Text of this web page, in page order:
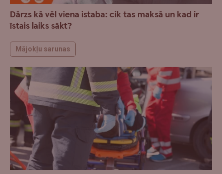
Dārzs kā vēl viena istaba: cik tas maksā un kad ir
īstais laiks sākt?
Mājokļu sarunas